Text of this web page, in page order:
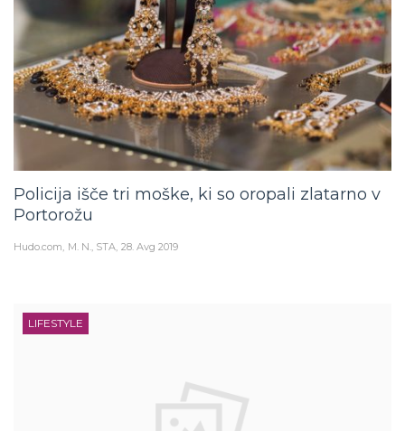
Policija išče tri moške, ki so oropali zlatarno v
Portorožu
Hudo.com M. N., STA 28. Avg 2019
LIFESTYLE